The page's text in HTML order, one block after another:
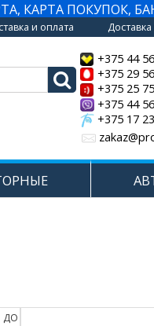
КАРТА ПОКУПОК,
и оплата
+375 44
+375 29
+375 25
+375 44
+375 17
ДО